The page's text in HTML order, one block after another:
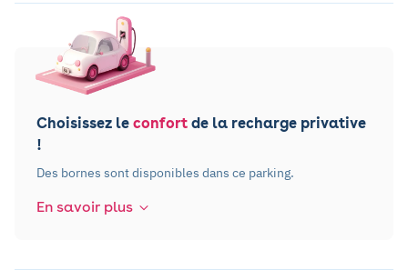
Choisissez le confort de la recharge privative
!
Des bornes sont disponibles dans ce parking.
En savoir plus